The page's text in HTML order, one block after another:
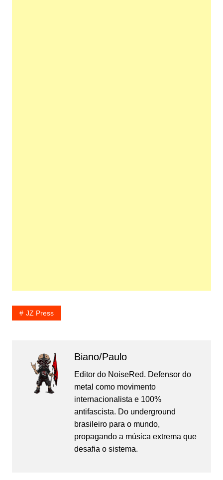
JZ Press
Biano/Paulo
Editor do NoiseRed. Defensor do
metal como movimento
internacionalista e 100%
antifascista. Do underground
brasileiro para o mundo,
propagando a música extrema que
desafia o sistema.